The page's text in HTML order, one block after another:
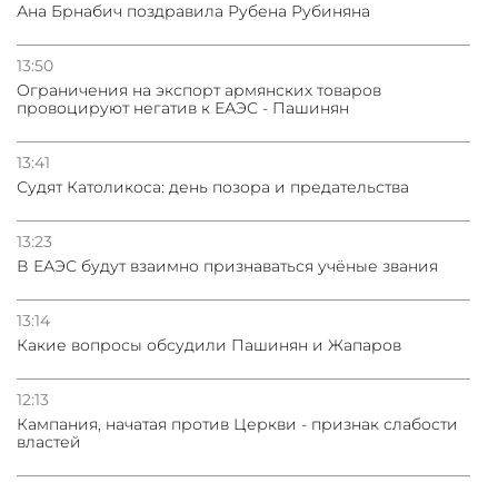
Ана Брнабич поздравила Рубена Рубиняна
13:50
Oграничения на экспорт армянских товаров
провоцируют негатив к ЕАЭС - Пашинян
13:41
Судят Католикоса: день позора и предательства
13:23
В ЕАЭС будут взаимно признаваться учёные звания
13:14
Какие вопросы обсудили Пашинян и Жапаров
12:13
Кампания, начатая против Церкви - признак слабости
властей